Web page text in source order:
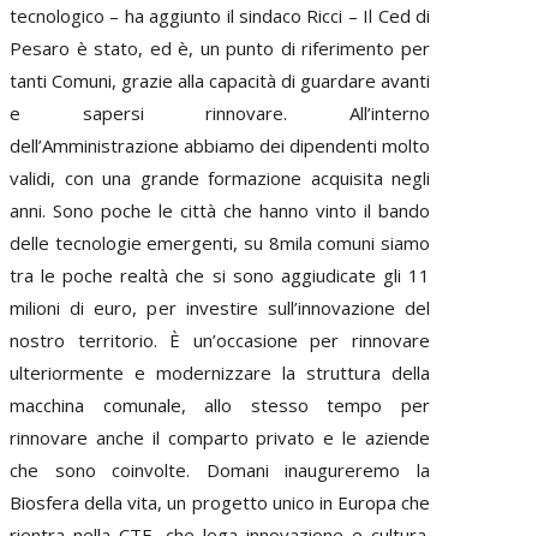
tecnologico – ha aggiunto il sindaco Ricci – Il Ced di
Pesaro è stato, ed è, un punto di riferimento per
tanti Comuni, grazie alla capacità di guardare avanti
e sapersi rinnovare. All’interno
dell’Amministrazione abbiamo dei dipendenti molto
validi, con una grande formazione acquisita negli
anni. Sono poche le città che hanno vinto il bando
delle tecnologie emergenti, su 8mila comuni siamo
tra le poche realtà che si sono aggiudicate gli 11
milioni di euro, per investire sull’innovazione del
nostro territorio. È un’occasione per rinnovare
ulteriormente e modernizzare la struttura della
macchina comunale, allo stesso tempo per
rinnovare anche il comparto privato e le aziende
che sono coinvolte. Domani inaugureremo la
Biosfera della vita, un progetto unico in Europa che